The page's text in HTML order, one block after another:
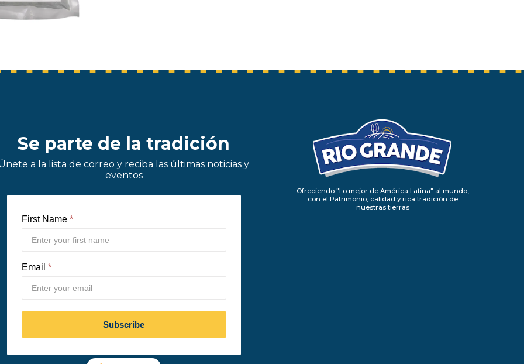
Se parte de la tradición
a la lista de correo y reciba las últimas noticias y
eventos
Ofreciendo "Lo mejor de América Latina" al mundo,
con el Patrimonio, calidad y rica tradición de
nuestras tierras